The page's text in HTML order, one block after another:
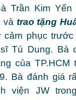
Trần Kim Yến
và trao tặng
phục trước
Tú Dung. Bà
của TP.HCM
Bà đánh giá
viện JW